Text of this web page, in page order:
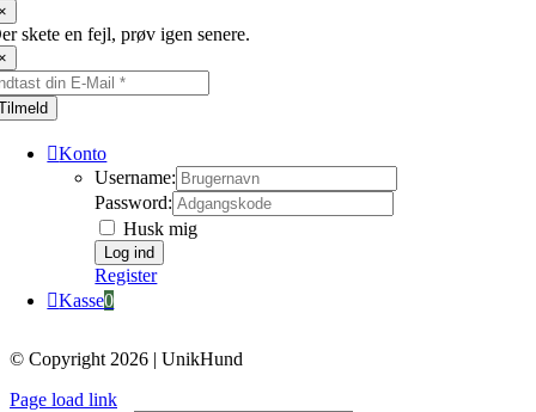
skete en fejl, prøv igen senere.
Konto
Username:
Password:
Husk mig
Register
Kasse0
© Copyright 2026 | UnikHund
Page load link